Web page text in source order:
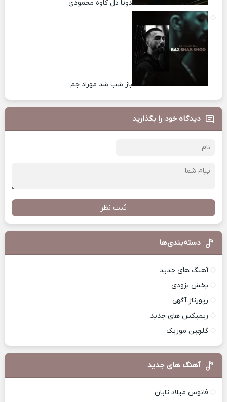
دوتا دل کاوه محمودی
باز شب شد مهراد جم
دیدگاه خود را بگذارید
ثبت نظر
دسته‌بندی‌ها
آهنگ های جدید
پخش بزودی
رپورتاژ آگهی
ریمیکس های جدید
گلچین موزیک
آهنگ های جدید
فانوس میلاد تایان